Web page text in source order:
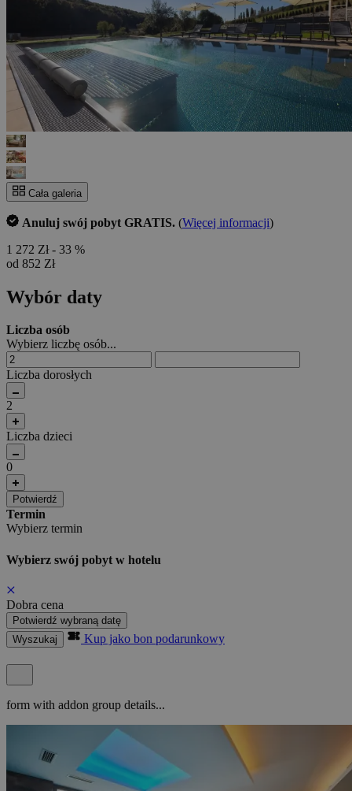
Cała galeria
Anuluj swój pobyt GRATIS. (Więcej informacji)
1 272 Zł- 33 %
od 852 Zł
Wybór daty
Liczba osób
Wybierz liczbę osób...
Liczba dorosłych
2
Liczba dzieci
0
Potwierdź
Termin
Wybierz termin
Wybierz swój pobyt w hotelu
Dobra cena
Potwierdź wybraną datę
Wyszukaj
Kup jako bon podarunkowy
form with addon group details...